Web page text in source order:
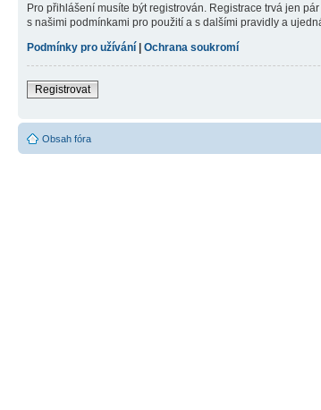
Pro přihlášení musíte být registrován. Registrace trvá jen
s našimi podmínkami pro použití a s dalšími pravidly a
Podmínky pro užívání | Ochrana soukromí
Registrovat
Obsah fóra